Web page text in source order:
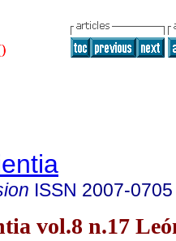
ISSN 2007-0705
vol.8 n.17